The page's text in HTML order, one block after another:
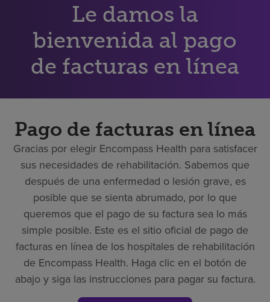
Le damos la
bienvenida al pago
de facturas en línea
Pago de facturas en línea
Gracias por elegir Encompass Health para satisfacer
sus necesidades de rehabilitación. Sabemos que
después de una enfermedad o lesión grave, es
posible que se sienta abrumado, por lo que
queremos que el pago de su factura sea lo más
simple posible. Este es el sitio oficial de pago de
facturas en línea de los hospitales de rehabilitación
de Encompass Health. Haga clic en el botón de
abajo y siga las instrucciones para pagar su factura.